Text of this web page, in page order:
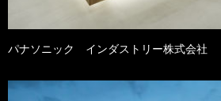
パナソニック インダストリー株式会社